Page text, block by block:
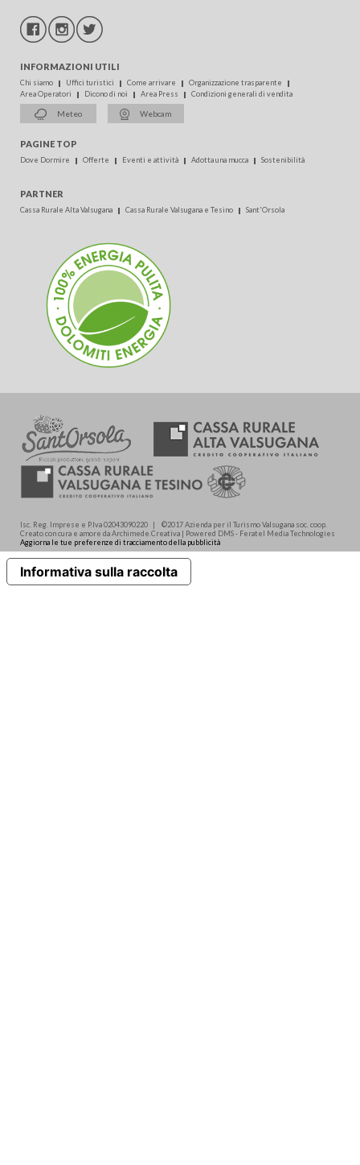
INFORMAZIONI UTILI
Chi siamo Uffici turistici Come arrivare
Organizzazione trasparente
Area Operatori
Dicono di noi Area Press Condizioni generali di vendita
Meteo Webcam
PAGINE TOP
Dove Dormire Offerte Eventi e attività Adotta una mucca Sostenibilità
PARTNER
Cassa Rurale Alta Valsugana Cassa Rurale Valsugana e Tesino Sant'Orsola
Isc. Reg. Imprese e P.Iva 02043090220 | ©2017 Azienda per il Turismo Valsugana soc. coop.
Creato con cura e amore da Archimede.Creativa | Powered DMS - Feratel Media Technologies
Aggiorna le tue preferenze di tracciamento della pubblicità
Informativa sulla raccolta